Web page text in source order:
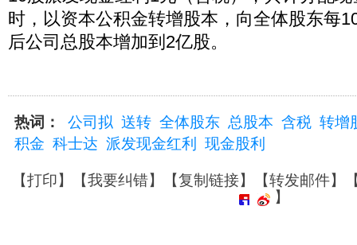
时，以资本公积金转增股本，向全体股东每
后公司总股本增加到2亿股。
热词： 公司拟 送转 全体股东 总股本 含税 转增
积金 科士达 派发现金红利 现金股利
【打印】【我要纠错】【复制链接】【转发邮件】
】